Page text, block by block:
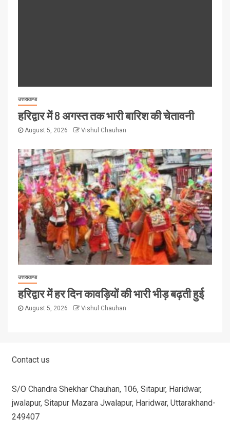
उत्तराखण्ड
हरिद्वार में 8 अगस्त तक भारी बारिश की चेतावनी
August 5, 2026 Vishul Chauhan
उत्तराखण्ड
हरिद्वार में हर दिन कावड़ियों की भारी भीड़ बढ़ती हुई
August 5, 2026 Vishul Chauhan
Contact us
S/O Chandra Shekhar Chauhan, 106, Sitapur, Haridwar,
jwalapur, Sitapur Mazara Jwalapur, Haridwar, Uttarakhand-
249407